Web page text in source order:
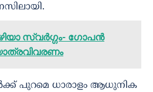
സ്വർഗ്ഗം- ഗോപൻ
പുറമെ ധാരാളം ആധുനിക